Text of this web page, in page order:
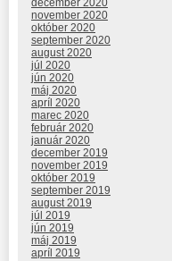
december 2020
november 2020
október 2020
september 2020
august 2020
júl 2020
jún 2020
máj 2020
apríl 2020
marec 2020
február 2020
január 2020
december 2019
november 2019
október 2019
september 2019
august 2019
júl 2019
jún 2019
máj 2019
apríl 2019